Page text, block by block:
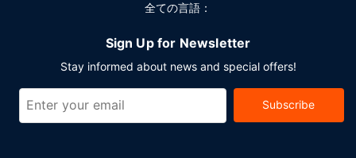
全ての言語：
Sign Up for Newsletter
Stay informed about news and special offers!
Subscribe